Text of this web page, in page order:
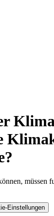
müssen
Einstellungen